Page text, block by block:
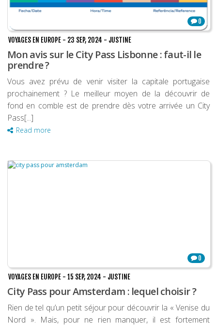
0
VOYAGES EN EUROPE - 23 SEP, 2024 - JUSTINE
Mon avis sur le City Pass Lisbonne : faut-il le
prendre ?
Vous avez prévu de venir visiter la capitale portugaise
prochainement ? Le meilleur moyen de la découvrir de
fond en comble est de prendre dès votre arrivée un City
Pass[...]
Read more
0
VOYAGES EN EUROPE - 15 SEP, 2024 - JUSTINE
City Pass pour Amsterdam : lequel choisir ?
Rien de tel qu’un petit séjour pour découvrir la « Venise du
Nord ». Mais, pour ne rien manquer, il est fortement